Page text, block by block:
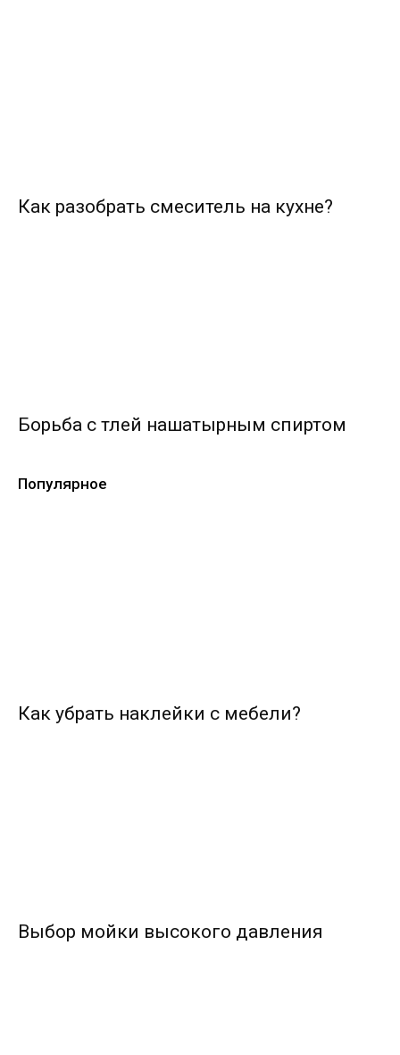
Как разобрать смеситель на кухне?
Борьба с тлей нашатырным спиртом
Популярное
Как убрать наклейки с мебели?
Выбор мойки высокого давления